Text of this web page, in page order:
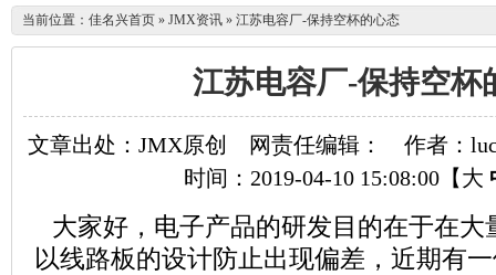
当前位置： 佳名兴首页 » JMX资讯 » 江苏电容厂-保持空杯的心态
江苏电容厂-保持空杯
文章出处：JMX原创 网责任编辑：
作者：
时间：2019-04-10 15:08:00【大
大家好，电子产品的研发目的在于在大
以线路板的设计防止出现偏差，近期有